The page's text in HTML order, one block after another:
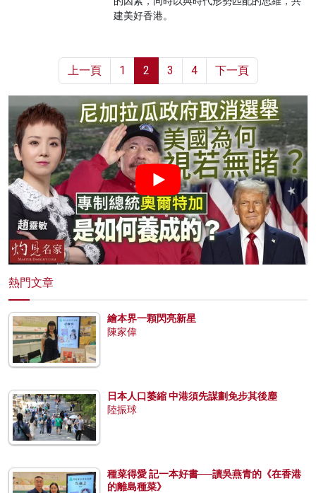
建美好香港。
上一頁 1 2 3 4 下一頁
熱門文章
繪本界一顆閃亮新星
陳家偉
日本人口萎縮 中港須先謀劃免步其後塵
陸振球
種菜得愛 記一本好書──讀吳燕青的《在香港
的離島種菜》